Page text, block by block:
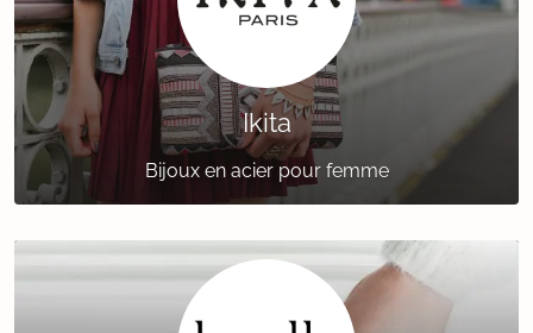
Ikita
Bijoux en acier pour femme